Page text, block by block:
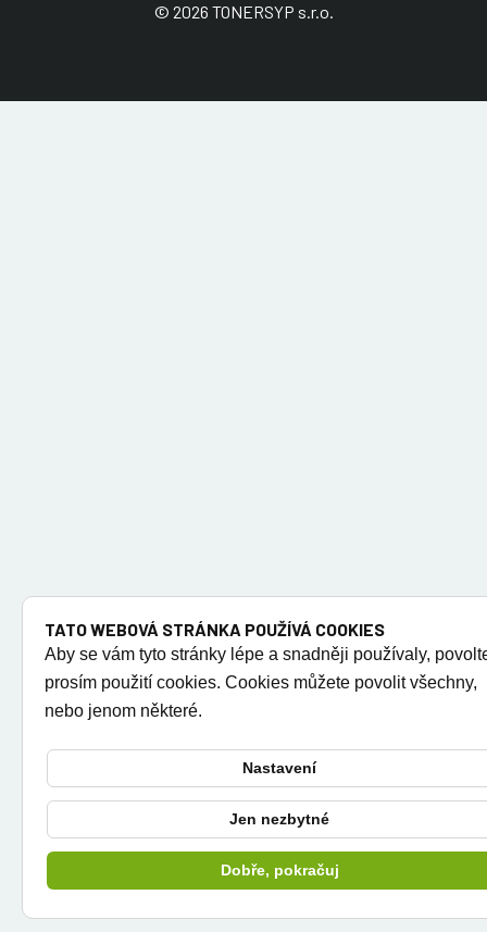
© 2026 TONERSYP s.r.o.
TATO WEBOVÁ STRÁNKA POUŽÍVÁ COOKIES
Aby se vám tyto stránky lépe a snadněji používaly,
prosím použití cookies. Cookies můžete povolit všechny,
nebo jenom některé.
Nastavení
Jen nezbytné
Dobře, pokračuj